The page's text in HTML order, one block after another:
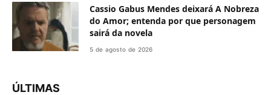
Cassio Gabus Mendes deixará A Nobreza
do Amor; entenda por que personagem
sairá da novela
5 de agosto de 2026
ÚLTIMAS